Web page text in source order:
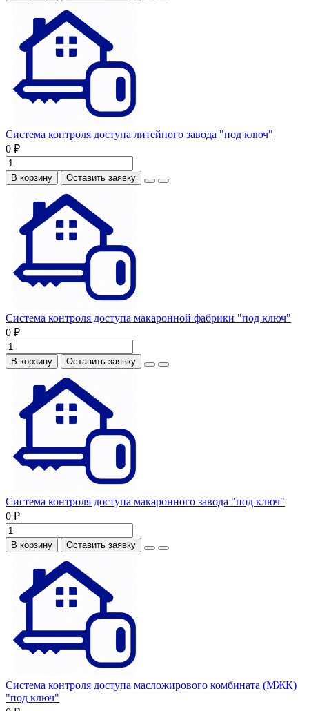
Система контроля доступа литейного завода "под ключ"
0 ₽
В корзину Оставить заявку
Система контроля доступа макаронной фабрики "под ключ"
0 ₽
В корзину Оставить заявку
Система контроля доступа макаронного завода "под ключ"
0 ₽
В корзину Оставить заявку
Система контроля доступа масложирового комбината (МЖК)
"под ключ"